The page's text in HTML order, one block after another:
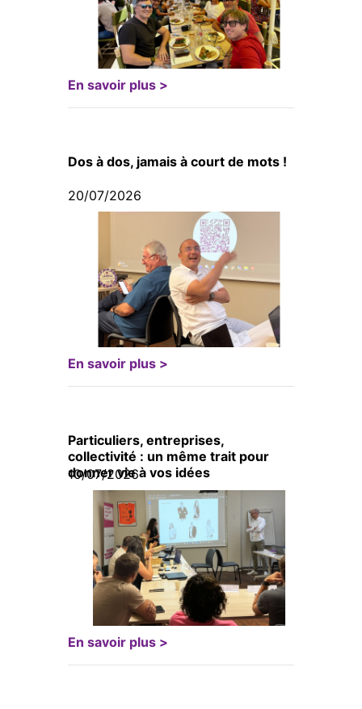
En savoir plus >
Dos à dos, jamais à court de mots !
20/07/2026
En savoir plus >
Particuliers, entreprises,
collectivité : un même trait pour
donner vie à vos idées
10/07/2026
En savoir plus >